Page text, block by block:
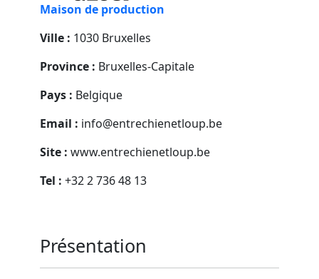
Maison de production
Ville : 1030 Bruxelles
Province : Bruxelles-Capitale
Pays : Belgique
Email : info@entrechienetloup.be
Site : www.entrechienetloup.be
Tel : +32 2 736 48 13
Présentation